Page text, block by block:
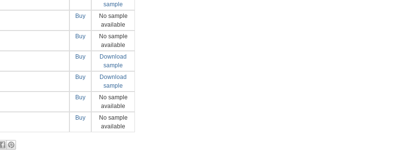
sample
Buy
No sample
available
Buy
No sample
available
Buy
Download
sample
Buy
Download
sample
Buy
No sample
available
Buy
No sample
available